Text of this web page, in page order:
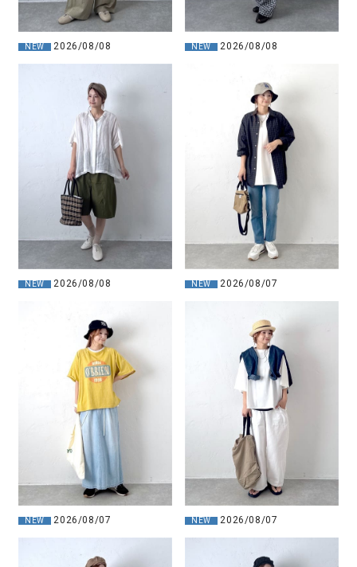
NEW 2026/08/08 NEW 2026/08/08
NEW 2026/08/08 NEW 2026/08/07
NEW 2026/08/07 NEW 2026/08/07